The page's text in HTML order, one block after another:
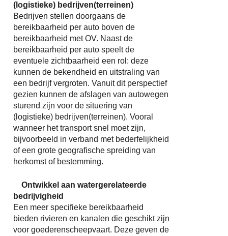
(logistieke) bedrijven(terreinen)
Bedrijven stellen doorgaans de
bereikbaarheid per auto boven de
bereikbaarheid met OV. Naast de
bereikbaarheid per auto speelt de
eventuele zichtbaarheid een rol: deze
kunnen de bekendheid en uitstraling van
een bedrijf vergroten. Vanuit dit perspectief
gezien kunnen de afslagen van autowegen
sturend zijn voor de situering van
(logistieke) bedrijven(terreinen). Vooral
wanneer het transport snel moet zijn,
bijvoorbeeld in verband met bederfelijkheid
of een grote geografische spreiding van
herkomst of bestemming.
Ontwikkel aan watergerelateerde
bedrijvigheid
Een meer specifieke bereikbaarheid
bieden rivieren en kanalen die geschikt zijn
voor goederenscheepvaart. Deze geven de